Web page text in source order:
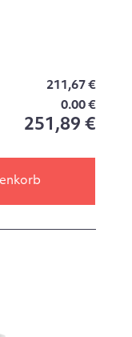
211,67 €
0.00 €
251,89 €